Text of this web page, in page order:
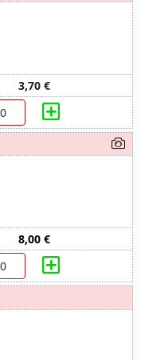
3,70 €
8,00 €